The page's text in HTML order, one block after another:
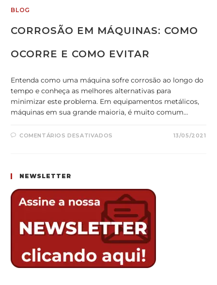
BLOG
CORROSÃO EM MÁQUINAS: COMO
OCORRE E COMO EVITAR
Entenda como uma máquina sofre corrosão ao longo do
tempo e conheça as melhores alternativas para
minimizar este problema. Em equipamentos metálicos,
máquinas em sua grande maioria, é muito comum…
COMENTÁRIOS DESATIVADOS 13/05/2021
NEWSLETTER